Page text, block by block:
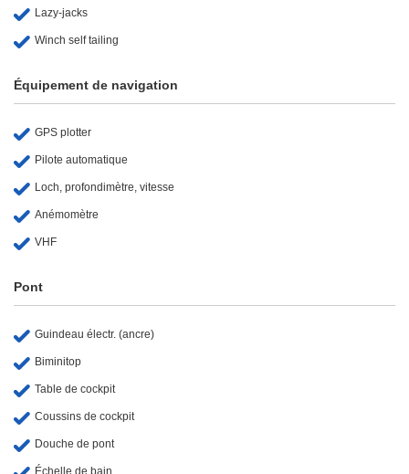
Lazy-jacks
Winch self tailing
Équipement de navigation
GPS plotter
Pilote automatique
Loch, profondimètre, vitesse
Anémomètre
VHF
Pont
Guindeau électr. (ancre)
Biminitop
Table de cockpit
Coussins de cockpit
Douche de pont
Échelle de bain